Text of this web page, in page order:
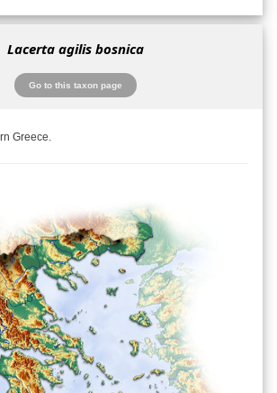
Lacerta agilis bosnica
Go to this taxon page
Greece.